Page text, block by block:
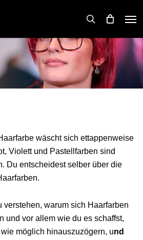
search
wäscht sich ettappenweise
Violett und Pastellfarben sind
Du entscheidest selber über die
verstehen, warum sich Haarfarben
und vor allem wie du es schaffst,
möglich hinauszuzögern, und